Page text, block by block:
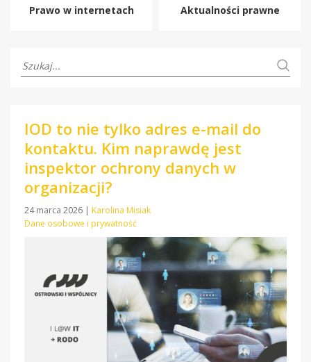
Prawo w internetach Aktualności prawne
IOD to nie tylko adres e-mail do
kontaktu. Kim naprawdę jest
inspektor ochrony danych w
organizacji?
24 marca 2026 | Karolina Misiak
Dane osobowe i prywatność